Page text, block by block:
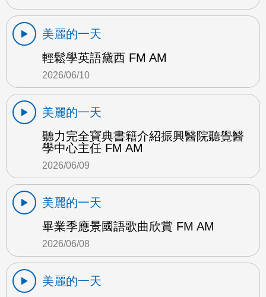
美麗的一天
輕鬆學英語黛西 FM AM
2026/06/10
美麗的一天
聽力完全寶典書籍介紹振興醫院聽覺醫
學中心主任 FM AM
2026/06/09
美麗的一天
畢業季應景國語歌曲欣賞 FM AM
2026/06/08
美麗的一天